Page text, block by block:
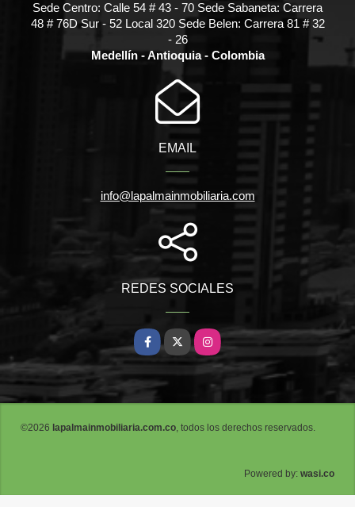
Sede Centro: Calle 54 # 43 - 70 Sede Sabaneta: Carrera
48 # 76D Sur - 52 Local 320 Sede Belen: Carrera 81 # 32
- 26
Medellín - Antioquia - Colombia
EMAIL
info@lapalmainmobiliaria.com
REDES SOCIALES
Facebook
X Instagram
©2026 lapalmainmobiliaria.com.co, todos los derechos reservados.
Powered by: wasi.co